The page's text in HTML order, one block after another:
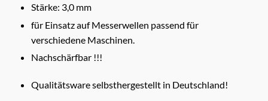
Stärke: 3,0 mm
für Einsatz auf Messerwellen passend für
verschiedene Maschinen.
Nachschärfbar !!!
Qualitätsware selbsthergestellt in Deutschland!